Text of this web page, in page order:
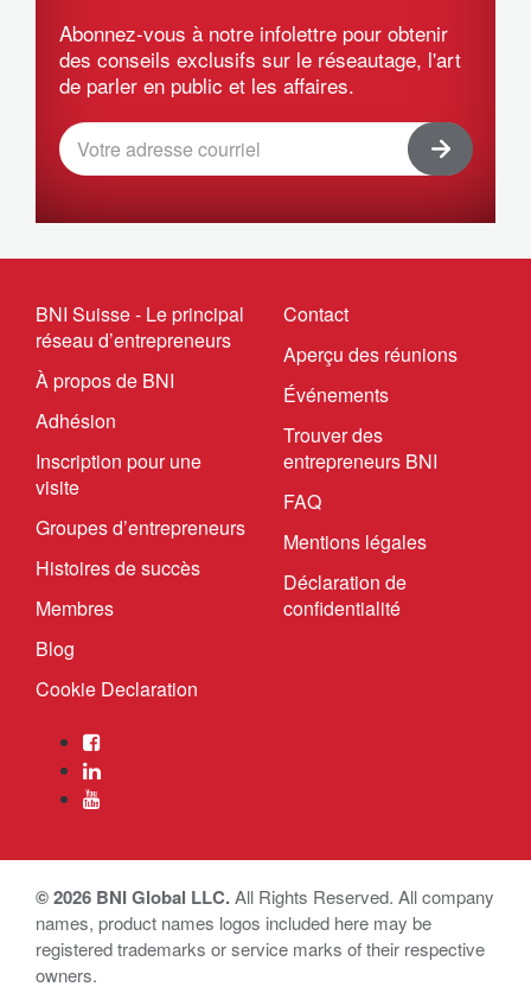
Abonnez-vous à notre infolettre pour obtenir
des conseils exclusifs sur le réseautage, l'art
de parler en public et les affaires.
BNI Suisse - Le principal
réseau d’entrepreneurs
À propos de BNI
Adhésion
Inscription pour une
visite
Groupes d’entrepreneurs
Histoires de succès
Membres
Blog
Cookie Declaration
Contact
Aperçu des réunions
Événements
Trouver des
entrepreneurs BNI
FAQ
Mentions légales
Déclaration de
confidentialité
© 2026 BNI Global LLC.All Rights Reserved. All company
names, product names logos included here may be
registered trademarks or service marks of their respective
owners.